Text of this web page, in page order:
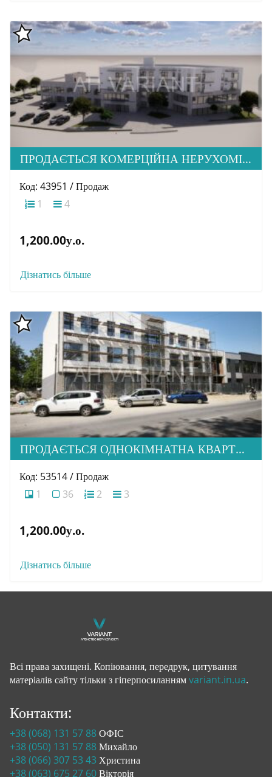
ПРОДАЄТЬСЯ КОМЕРЦІЙНА НЕРУХОМІСТЬ ПО ВУЛ. Б. ХМЕЛЬНИЦЬКОГО
Код: 43951 / Продаж
1
4
1,200.00у.о.
Дізнатись більше
ПРОДАЄТЬСЯ ОДНОКІМНАТНА КВАРТИРА В М. УЖГОРОД, ВУЛ. АНДРІЯ ПАЛАЯ, 2А
Код: 53514 / Продаж
1
36 2 3
1,200.00у.о.
Дізнатись більше
Всі права захищені. Копіювання, передрук, цитування
матеріалів сайту тільки з гіперпосиланнямvariant.in.ua.
Контакти:
+38 (068) 131 57 88ОФІС
+38 (050) 131 57 88Михайло
+38 (066) 307 53 43 Христина
+38 (063) 675 27 60Вікторія